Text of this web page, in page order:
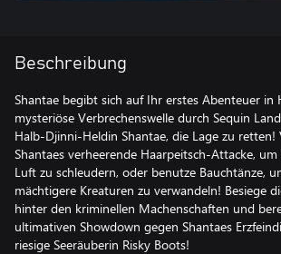
Beschreibung
Shantae begibt sich auf Ihr erstes Abenteuer in
mysteriöse Verbrechenswelle durch Sequin
Halb-Djinni-Heldin Shantae, die Lage zu retten!
Shantaes verheerende Haarpeitsch-Attacke,
Luft zu schleudern, oder benutze Bauchtänze,
mächtigere Kreaturen zu verwandeln! Besiege
hinter den kriminellen Machenschaften und
ultimativen Showdown gegen Shantaes
riesige Seeräuberin Risky Boots!